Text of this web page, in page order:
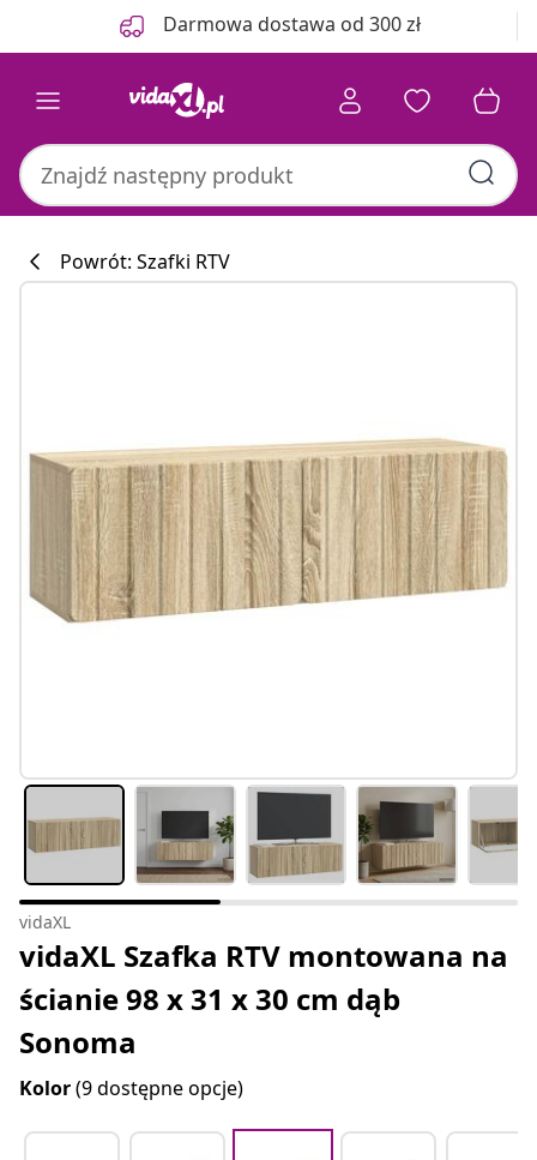
Darmowa dostawa od 300 zł
Powrót: Szafki RTV
vidaXL
vidaXL Szafka RTV montowana na
ścianie 98 x 31 x 30 cm dąb
Sonoma
Kolor(9 dostępne opcje)